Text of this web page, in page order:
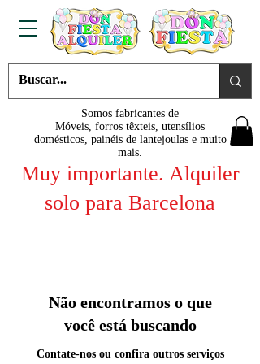
Somos fabricantes de
Móveis, forros têxteis, utensílios
domésticos, painéis de lantejoulas e muito
mais.
Muy importante. Alquiler
solo para Barcelona
Não encontramos o que
você está buscando
Contate-nos ou confira outros serviços